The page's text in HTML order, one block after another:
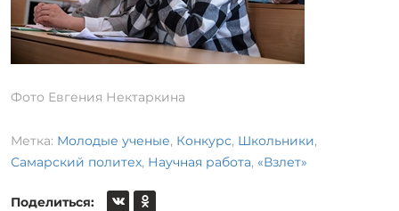
Фото Евгения Нектаркина
Метка: Молодые ученые, Конкурс, Школьники,
Самарский политех, Научная работа, «Взлет»
Поделиться: